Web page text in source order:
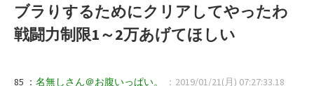
ブラりするためにクリアしてやったわ
戦闘力制限1～2万あげてほしい
85 ： 名無しさん＠お腹いっぱい。
：2019/01/21(月) 07:27:33.18